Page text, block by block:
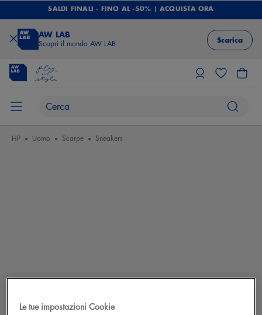
SALDI FINALI - FINO AL -50% | ACQUISTA ORA
AW LAB
Scopri il mondo AW LAB Scarica
HP Uomo Scarpe Sneakers
Le tue impostazioni Cookie